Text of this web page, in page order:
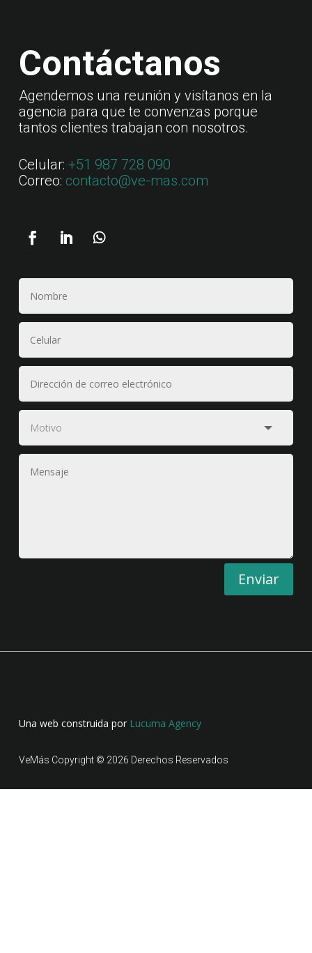
Contáctanos
Agendemos una reunión y visítanos en la
agencia para que te convenzas porque
tantos clientes trabajan con nosotros.
Celular: +51 987 728 090
Correo: contacto@ve-mas.com
Enviar
Una web construida por Lucuma Agency
VeMás Copyright © 2026 Derechos Reservados